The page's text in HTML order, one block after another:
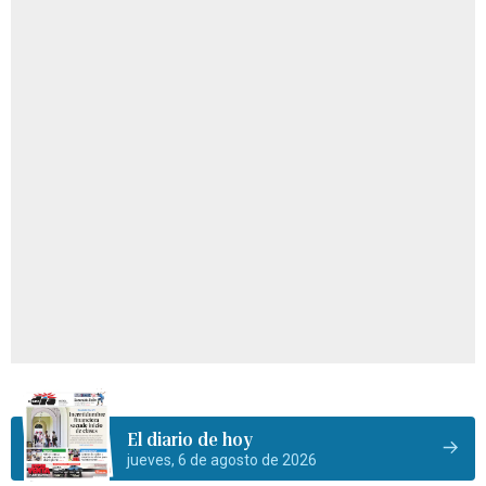
El diario de hoy
jueves, 6 de agosto de 2026